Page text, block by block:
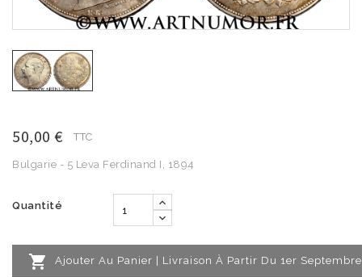
50,00 € TTC
Bulgarie - 5 Leva Ferdinand I, 1894
Quantité
 Ajouter Au Panier | Livraison À Partir Du 1er Septembre